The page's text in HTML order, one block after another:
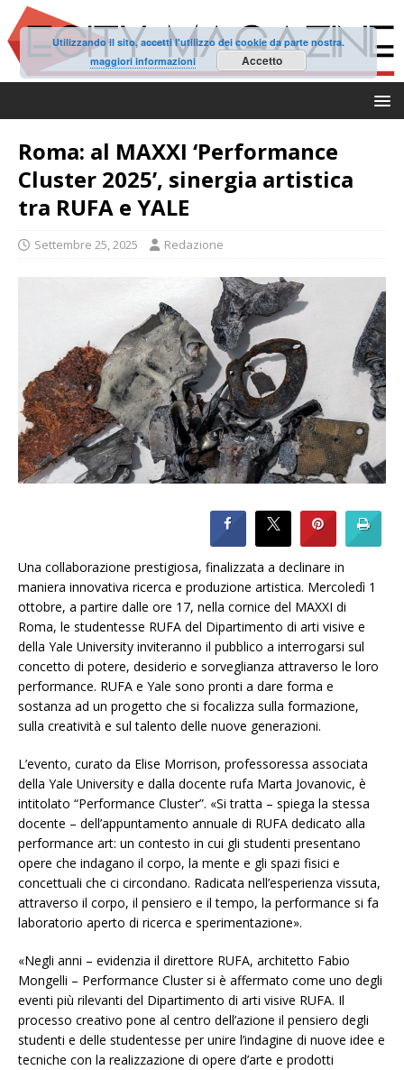
Roma: al MAXXI ‘Performance
Cluster 2025’, sinergia artistica
tra RUFA e YALE
Settembre 25, 2025 Redazione
Una collaborazione prestigiosa, finalizzata a declinare in
maniera innovativa ricerca e produzione artistica. Mercoledì 1
ottobre, a partire dalle ore 17, nella cornice del MAXXI di
Roma, le studentesse RUFA del Dipartimento di arti visive e
della Yale University inviteranno il pubblico a interrogarsi sul
concetto di potere, desiderio e sorveglianza attraverso le loro
performance. RUFA e Yale sono pronti a dare forma e
sostanza ad un progetto che si focalizza sulla formazione,
sulla creatività e sul talento delle nuove generazioni.
L’evento, curato da Elise Morrison, professoressa associata
della Yale University e dalla docente rufa Marta Jovanovic, è
intitolato “Performance Cluster”. «Si tratta – spiega la stessa
docente – dell’appuntamento annuale di RUFA dedicato alla
performance art: un contesto in cui gli studenti presentano
opere che indagano il corpo, la mente e gli spazi fisici e
concettuali che ci circondano. Radicata nell’esperienza vissuta,
attraverso il corpo, il pensiero e il tempo, la performance si fa
laboratorio aperto di ricerca e sperimentazione».
«Negli anni – evidenzia il direttore RUFA, architetto Fabio
Mongelli – Performance Cluster si è affermato come uno degli
eventi più rilevanti del Dipartimento di arti visive RUFA. Il
processo creativo pone al centro dell’azione il pensiero degli
studenti e delle studentesse per unire l’indagine di nuove idee e
tecniche con la realizzazione di opere d’arte e prodotti
Utilizzando il sito, accetti l'utilizzo dei cookie da parte nostra.
maggiori informazioni
Accetto